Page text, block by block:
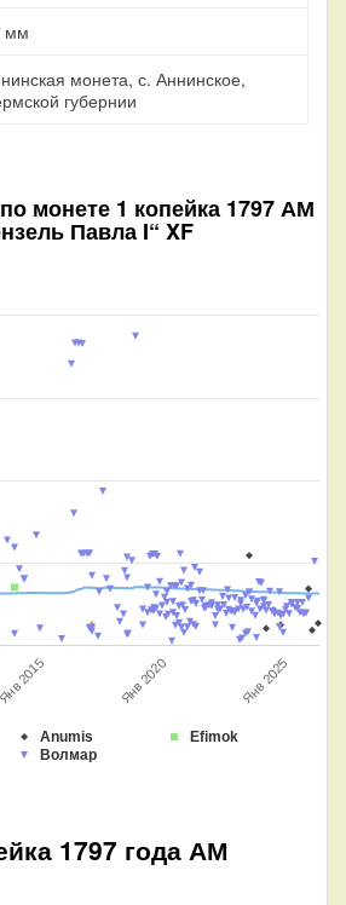
мм
монета, с. Аннинское,
губернии
монете 1 копейка 1797 АМ
Павла I“ XF
Anumis
Efimok
Волмар
Янв 2015 Янв 2020 Янв 2025
1797 года АМ